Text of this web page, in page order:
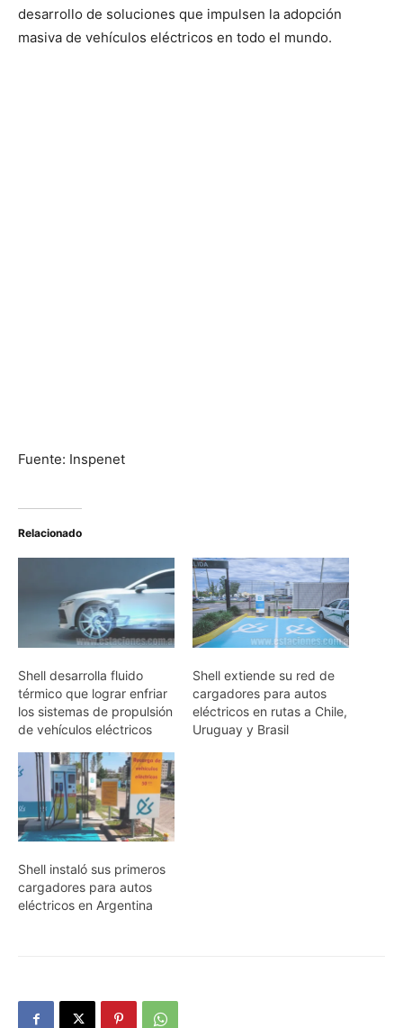
desarrollo de soluciones que impulsen la adopción
masiva de vehículos eléctricos en todo el mundo.
Fuente: Inspenet
Relacionado
Shell desarrolla fluido
térmico que lograr enfriar
los sistemas de propulsión
de vehículos eléctricos
Shell extiende su red de
cargadores para autos
eléctricos en rutas a Chile,
Uruguay y Brasil
Shell instaló sus primeros
cargadores para autos
eléctricos en Argentina